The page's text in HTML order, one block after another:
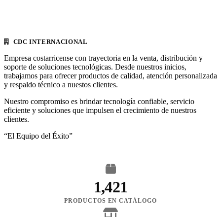
CDC INTERNACIONAL
Empresa costarricense con trayectoria en la venta, distribución y
soporte de soluciones tecnológicas. Desde nuestros inicios,
trabajamos para ofrecer productos de calidad, atención personalizada
y respaldo técnico a nuestos clientes.
Nuestro compromiso es brindar tecnología confiable, servicio
eficiente y soluciones que impulsen el crecimiento de nuestros
clientes.
“El Equipo del Éxito”
1,421
PRODUCTOS EN CATÁLOGO